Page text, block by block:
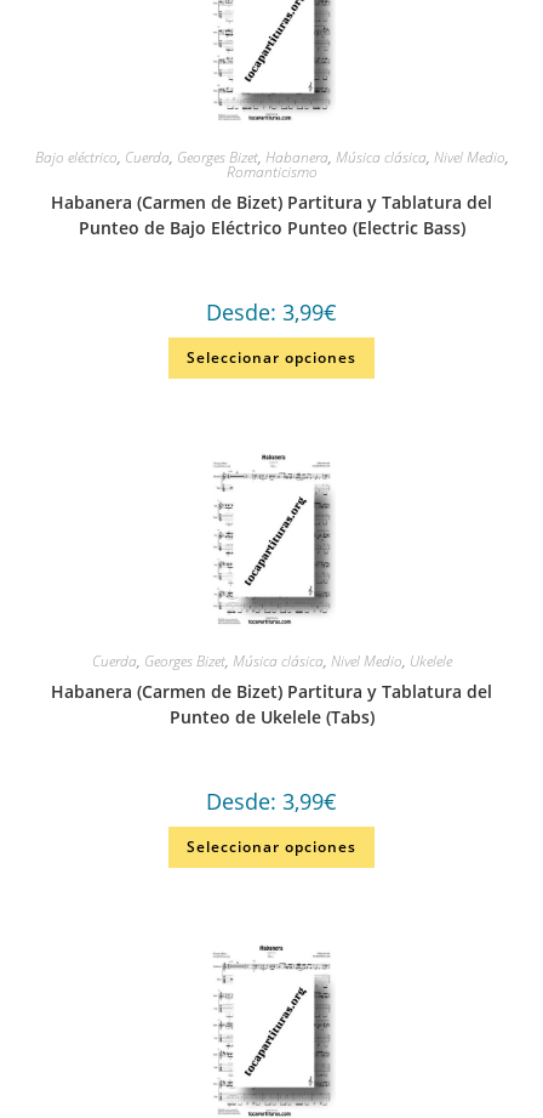
Bajo eléctrico, Cuerda, Georges Bizet, Habanera, Música clásica, Nivel Medio,
Romanticismo
Habanera (Carmen de Bizet) Partitura y Tablatura del
Punteo de Bajo Eléctrico Punteo (Electric Bass)
Desde: 3,99€
Seleccionar opciones
Cuerda, Georges Bizet, Música clásica, Nivel Medio, Ukelele
Habanera (Carmen de Bizet) Partitura y Tablatura del
Punteo de Ukelele (Tabs)
Desde: 3,99€
Seleccionar opciones